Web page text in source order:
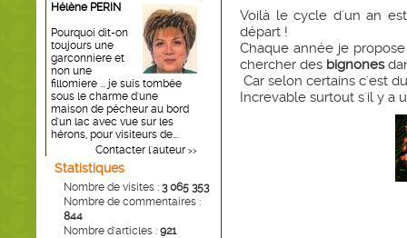
Hélène PERIN
Pourquoi dit-on
toujours une
garconniere et
non une
fillomiere ... je suis tombée
sous le charme d'une
maison de pêcheur au bord
d'un lac avec vue sur les
hérons, pour visiteurs de...
Contacter l'auteur >>
Statistiques
Nombre de visites : 3 065 353
Nombre de commentaires :
844
Nombre d'articles : 921
Voilà le cycle d'un an
départ !
Chaque année je
chercher des bignones
Car selon certains c'est
Increvable surtout s'il y a